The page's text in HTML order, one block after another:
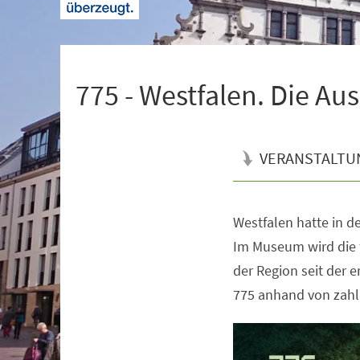
775 - Westfalen. Die
Westfalen hatte in
Im Museum wird
der Region seit der
775 anhand von